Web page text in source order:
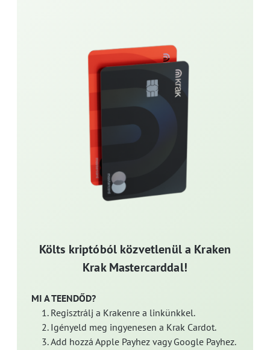
Költs kriptóból közvetlenül a Kraken
Krak Mastercarddal!
MI A TEENDŐD?
Regisztrálj a Krakenre a linkünkkel.
Igényeld meg ingyenesen a Krak Cardot.
Add hozzá Apple Payhez vagy Google Payhez.